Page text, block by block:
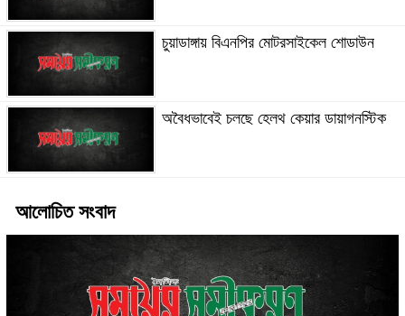
চুয়াডাঙ্গায় বিএনপির মোটরসাইকেল শোডাউন
অবৈধভাবেই চলছে হেলথ কেয়ার ডায়াগনস্টিক
আলোচিত সংবাদ